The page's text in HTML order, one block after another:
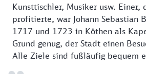
Kunsttischler, Musiker usw. Einer,
profitierte, war Johann Sebastian
1717 und 1723 in Köthen als
Grund genug, der Stadt einen
Alle Ziele sind fußläufig bequem